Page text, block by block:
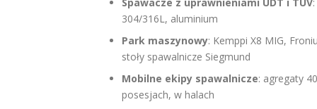
304/316L, aluminium
Park maszynowy: Kemppi X8 MIG,
stoły spawalnicze Siegmund
Mobilne ekipy spawalnicze: agregaty
posesjach, w halach